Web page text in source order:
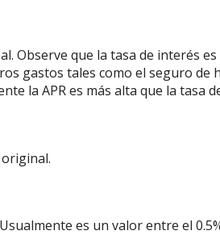
Observe que la tasa de interés
gastos tales como el seguro
la APR es más alta que la tasa
es un valor entre el